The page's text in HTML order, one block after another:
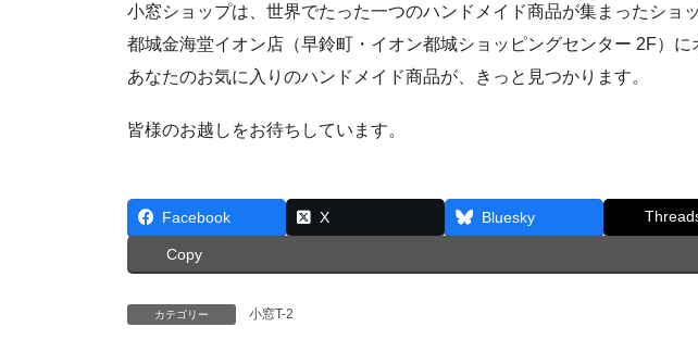
小窓ショップは、世界でたった一つのハンドメイド商品が集まったショ
都城金海堂イオン店（早鈴町・イオン都城ショッピングセンター 2F）に
あなたのお気に入りのハンドメイド商品が、きっと見つかります。
皆様のお越しをお待ちしています。
Facebook X Bluesky
Copy
カテゴリー 小窓T-2